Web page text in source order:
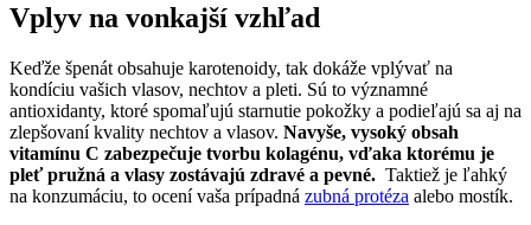
Vplyv na vonkajší vzhľad
Keďže špenát obsahuje karotenoidy, tak dokáže vplývať na
kondíciu vašich vlasov, nechtov a pleti. Sú to významné
antioxidanty, ktoré spomaľujú starnutie pokožky a podieľajú sa aj na
zlepšovaní kvality nechtov a vlasov. Navyše, vysoký obsah
vitamínu C zabezpečuje tvorbu kolagénu, vďaka ktorému je
pleť pružná a vlasy zostávajú zdravé a pevné. Taktiež je ľahký
na konzumáciu, to ocení vaša prípadná zubná protéza alebo mostík.